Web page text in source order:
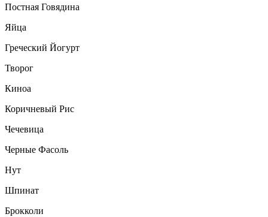
Постная Говядина
Яйца
Греческий Йогурт
Творог
Киноа
Коричневый Рис
Чечевица
Черные Фасоль
Нут
Шпинат
Брокколи